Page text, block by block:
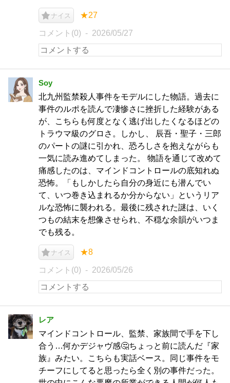
ナイス ★27
コメント(0) 2026/05/27
Soy
北九州監禁殺人事件をモデルにした物語。過去に
事件のルポを読んで凄惨さに挫折した経験がある
が、こちらも何度となく逃げ出したくなるほどの
トラウマ級のグロさ。しかし、 辰吾・聖子・三郎
のパートの謎に引かれ、恐ろしさを抱えながらも
一気に読み進めてしまった。 物語を通じて改めて
痛感したのは、マインドコントロールの底知れぬ
恐怖。「もしかしたら自分の身近にも潜んでい
て、いつ巻き込まれるか分からない」というリア
ルな恐怖に襲われる。最後に残された謎は、いく
つもの結末を想像させられ、不穏な余韻がいつま
でも残る。
ナイス ★8
コメント(0) 2026/05/26
レア
マインドコントロール、監禁、家族間で手を下し
合う…何かデジャヴ感🤔ちょっと前に読んだ『家
族』みたい。こちらも実話ベース。同じ事件をモ
チーフにしてると思ったら全く別の事件だった。